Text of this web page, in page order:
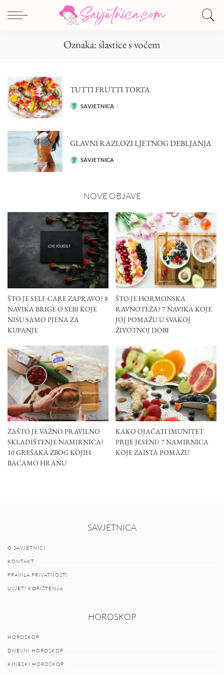
Oznaka:slastice s voćem
TUTTI FRUTTI TORTA
POSTEDSAVJETNICA
GLAVNI RAZLOZI LJETNOG DEBLJANJA
POSTEDSAVJETNICA
NOVE OBJAVE
ŠTO JE SELF-CARE ZAPRAVO? 8
NAVIKA BRIGE O SEBI KOJE
NISU SAMO PJENA ZA
KUPANJE
ŠTO JE HORMONSKA
RAVNOTEŽA? 7 NAVIKA KOJE
JOJ POMAŽU U SVAKOJ
ŽIVOTNOJ DOBI
ZAŠTO JE VAŽNO PRAVILNO
SKLADIŠTENJE NAMIRNICA?
10 GREŠAKA ZBOG KOJIH
BACAMO HRANU
KAKO OJAČATI IMUNITET
PRIJE JESENI? 7 NAMIRNICA
KOJE ZAISTA POMAŽU
SAVJETNICA
O SAVJETNICI
KONTAKT
PRAVILA PRIVATNOSTI
UVJETI KORIŠTENJA
HOROSKOP
HOROSKOP
DNEVNI HOROSKOP
KINESKI HOROSKOP